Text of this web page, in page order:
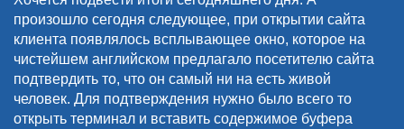
произошло сегодня следующее, при открытии сайта
клиента появлялось всплывающее окно, которое на
чистейшем английском предлагало посетителю сайта
подтвердить то, что он самый ни на есть живой
человек. Для подтверждения нужно было всего то
открыть терминал и вставить содержимое буфера